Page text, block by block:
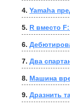
4. Yamaha
5. R вместо
6.
7. Два
8. Машина
9. Дразнить